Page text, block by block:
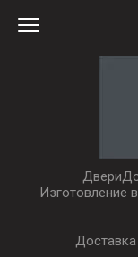
Изготовление
Доставка